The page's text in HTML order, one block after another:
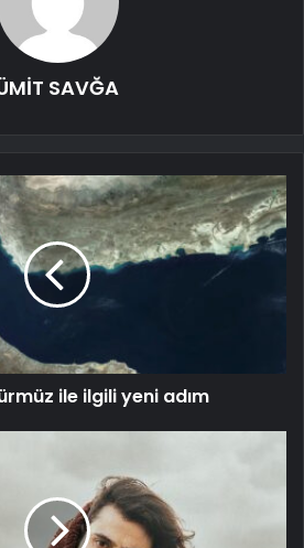
SAVĞA
ile ilgili yeni adım